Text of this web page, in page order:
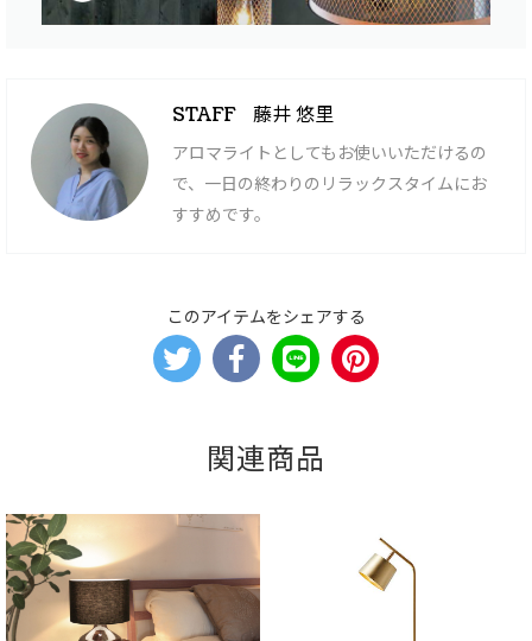
STAFF 藤井 悠里
アロマライトとしてもお使いいただけるの
で、一日の終わりのリラックスタイムにお
すすめです。
このアイテムをシェアする
関連商品